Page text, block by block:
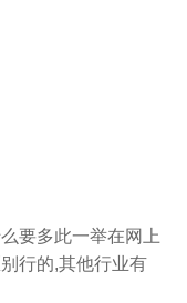
要多此一举在网上
行的,其他行业有